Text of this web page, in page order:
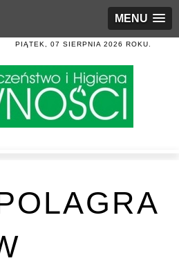
MENU
PIĄTEK, 07 SIERPNIA 2026 ROKU.